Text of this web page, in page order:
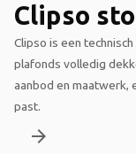
Clipso
Clipso is een
plafonds volledig
aanbod en maatwerk,
past.
arrow_forward